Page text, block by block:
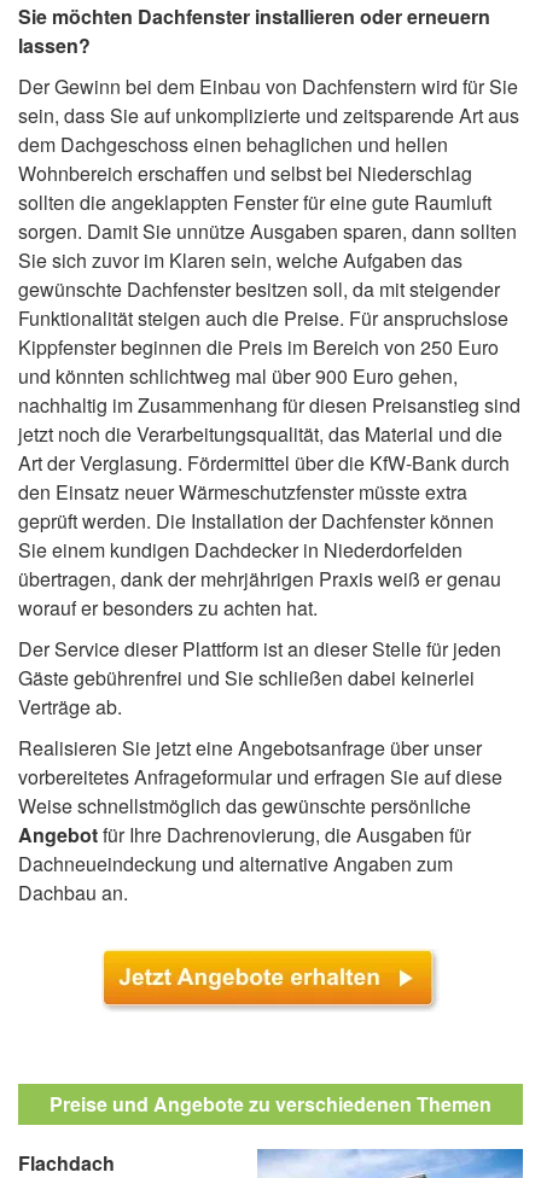
Sie möchten Dachfenster installieren oder erneuern
lassen?
Der Gewinn bei dem Einbau von Dachfenstern wird für Sie
sein, dass Sie auf unkomplizierte und zeitsparende Art aus
dem Dachgeschoss einen behaglichen und hellen
Wohnbereich erschaffen und selbst bei Niederschlag
sollten die angeklappten Fenster für eine gute Raumluft
sorgen. Damit Sie unnütze Ausgaben sparen, dann sollten
Sie sich zuvor im Klaren sein, welche Aufgaben das
gewünschte Dachfenster besitzen soll, da mit steigender
Funktionalität steigen auch die Preise. Für anspruchslose
Kippfenster beginnen die Preis im Bereich von 250 Euro
und könnten schlichtweg mal über 900 Euro gehen,
nachhaltig im Zusammenhang für diesen Preisanstieg sind
jetzt noch die Verarbeitungsqualität, das Material und die
Art der Verglasung. Fördermittel über die KfW-Bank durch
den Einsatz neuer Wärmeschutzfenster müsste extra
geprüft werden. Die Installation der Dachfenster können
Sie einem kundigen Dachdecker in Niederdorfelden
übertragen, dank der mehrjährigen Praxis weiß er genau
worauf er besonders zu achten hat.
Der Service dieser Plattform ist an dieser Stelle für jeden
Gäste gebührenfrei und Sie schließen dabei keinerlei
Verträge ab.
Realisieren Sie jetzt eine Angebotsanfrage über unser
vorbereitetes Anfrageformular und erfragen Sie auf diese
Weise schnellstmöglich das gewünschte persönliche
Angebotfür Ihre Dachrenovierung, die Ausgaben für
Dachneueindeckung und alternative Angaben zum
Dachbau an.
Preise und Angebote zu verschiedenen Themen
Flachdach